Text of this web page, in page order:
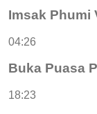
Imsak Phumi
04:26
Buka Puasa
18:23